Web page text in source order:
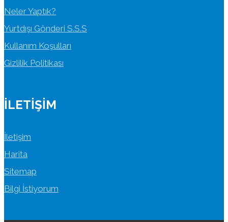
Neler Yaptık?
Yurtdışı Gönderi S.S.S
Kullanım Koşulları
Gizlilik Politikası
İLETIŞIM
İletişim
Harita
Sitemap
Bilgi İstiyorum